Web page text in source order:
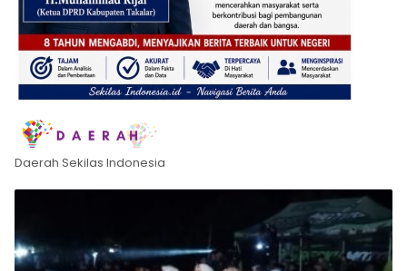
Daerah Sekilas Indonesia